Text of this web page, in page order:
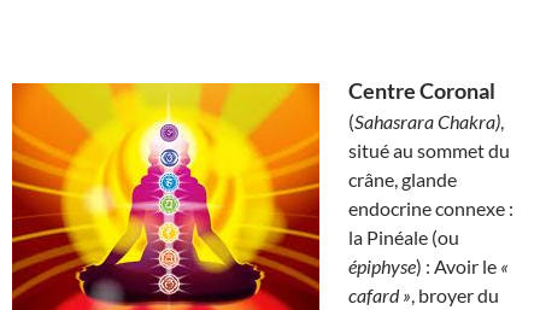
Centre Coronal
(Sahasrara Chakra)
situé au sommet du
crâne, glande
endocrine connexe :
la Pinéale (ou
épiphyse) : Avoir le «
cafard » , broyer du